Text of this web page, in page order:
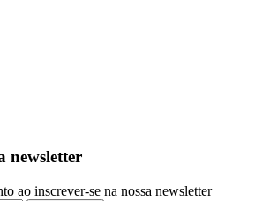
newsletter
ao inscrever-se na nossa newsletter